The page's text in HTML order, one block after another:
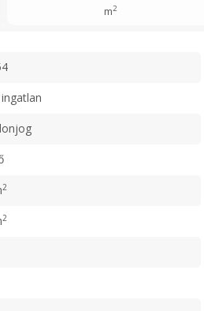
m2
2
2